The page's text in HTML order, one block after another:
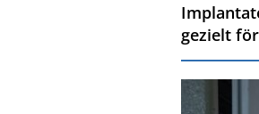
gezielt